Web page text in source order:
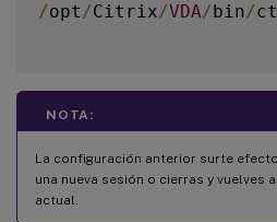
/opt/Citrix/VDA/bin/
NOTA:
La configuración anterior surte
una nueva sesión o cierras y vuelves
actual.